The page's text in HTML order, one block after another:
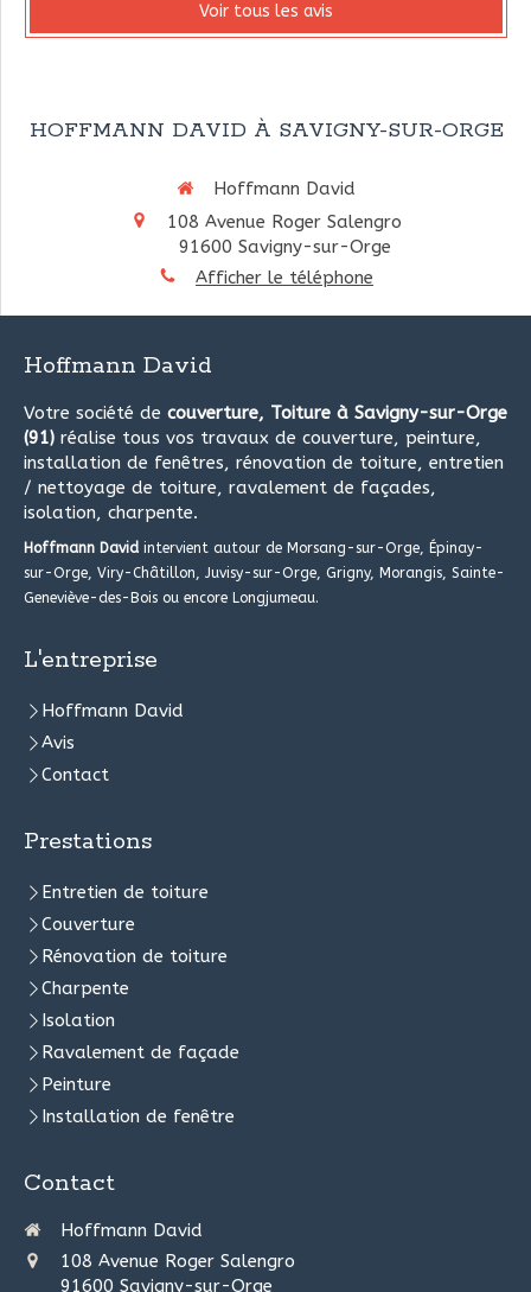
Voir tous les avis
HOFFMANN DAVID À SAVIGNY-SUR-ORGE
Hoffmann David
108 Avenue Roger Salengro
91600 Savigny-sur-Orge
Afficher le téléphone
Hoffmann David
Votre société de couverture, Toiture à Savigny-sur-Orge
(91) réalise tous vos travaux de couverture, peinture,
installation de fenêtres, rénovation de toiture, entretien
/ nettoyage de toiture, ravalement de façades,
isolation, charpente.
Hoffmann David intervient autour de Morsang-sur-Orge, Épinay-
sur-Orge, Viry-Châtillon, Juvisy-sur-Orge, Grigny, Morangis, Sainte-
Geneviève-des-Bois ou encore Longjumeau.
L'entreprise
Hoffmann David
Avis
Contact
Prestations
Entretien de toiture
Couverture
Rénovation de toiture
Charpente
Isolation
Ravalement de façade
Peinture
Installation de fenêtre
Contact
Hoffmann David
108 Avenue Roger Salengro
91600 Savigny-sur-Orge